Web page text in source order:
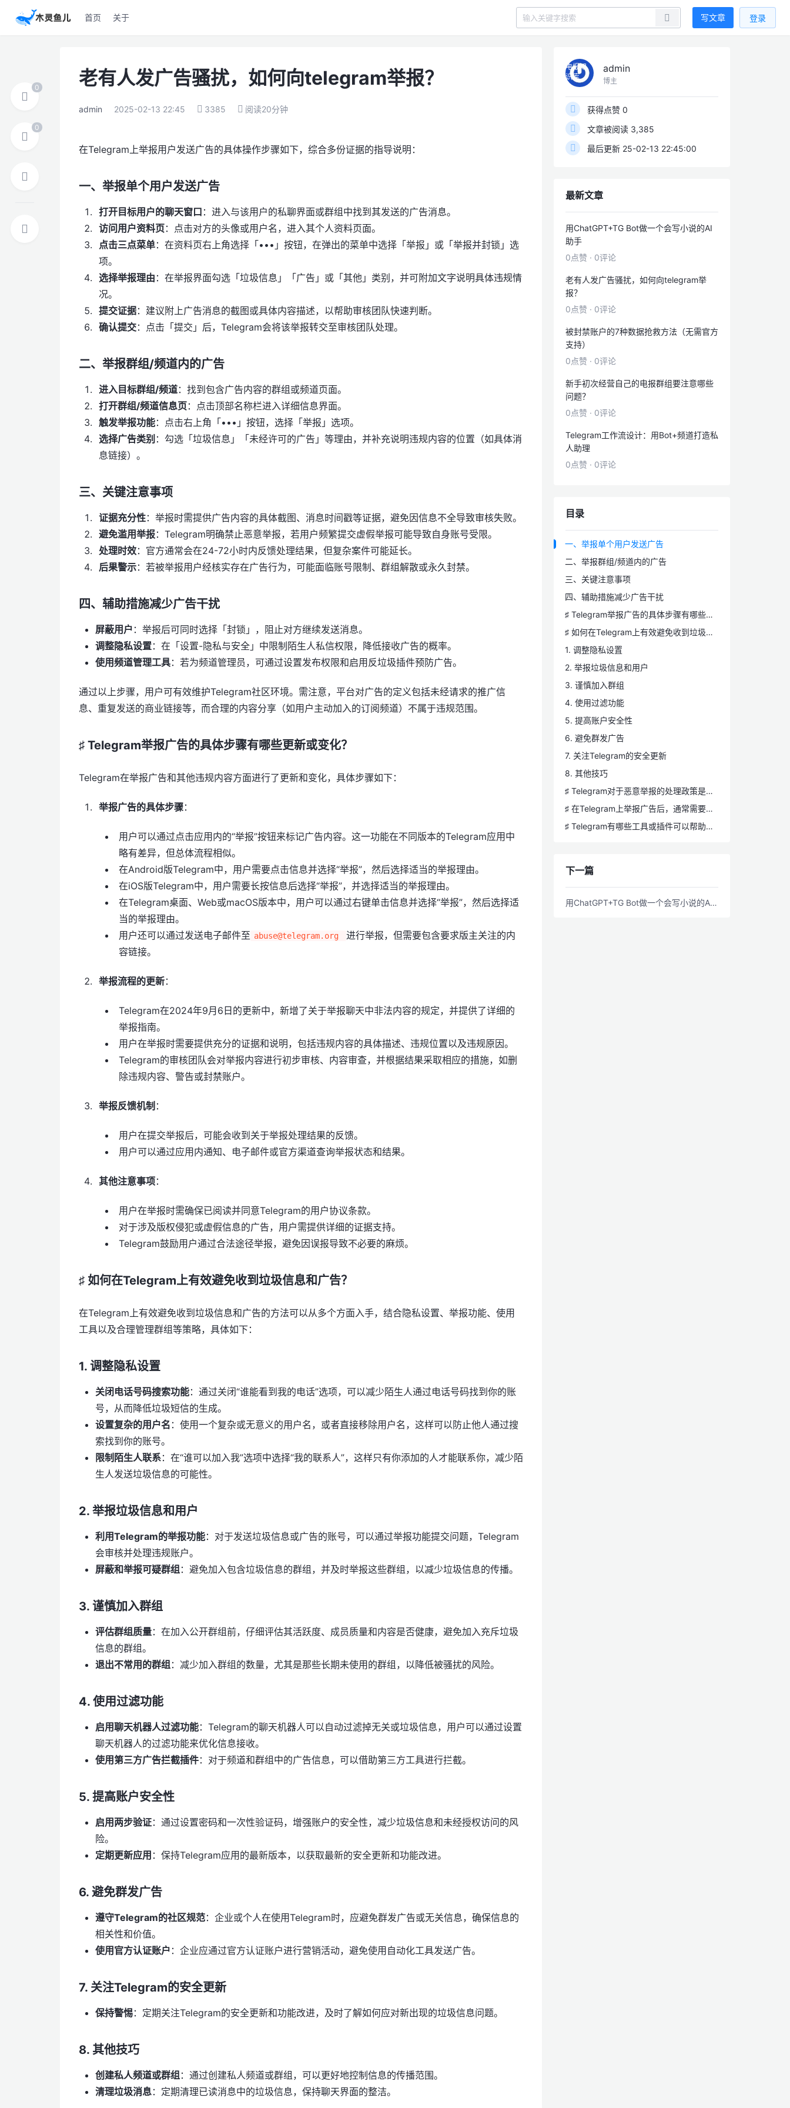
首页 关于 写文章 登录
老有人发广告骚扰，如何向telegram举报？
admin 2025-02-13 22:45 3385 阅读20分钟
在Telegram上举报用户发送广告的具体操作步骤如下，综合多份证据的指导说明：
一、举报单个用户发送广告
打开目标用户的聊天窗口 ：进入与该用户的私聊界面或群组中找到其发送的广告消息。
访问用户资料页：点击对方的头像或用户名，进入其个人资料页面。
点击三点菜单：在资料页右上角选择「•••」按钮，在弹出的菜单中选择「举报」或「举报并封锁」选
项。
选择举报理由 ：在举报界面勾选「垃圾信息」「广告」或「其他」类别，并可附加文字说明具体违规情
况。
提交证据：建议附上广告消息的截图或具体内容描述，以帮助审核团队快速判断。
确认提交：点击「提交」后，Telegram会将该举报转交至审核团队处理。
二、举报群组/频道内的广告
进入目标群组/频道：找到包含广告内容的群组或频道页面。
打开群组/频道信息页：点击顶部名称栏进入详细信息界面。
触发举报功能：点击右上角「•••」按钮，选择「举报」选项。
选择广告类别 ：勾选「垃圾信息」「未经许可的广告」等理由，并补充说明违规内容的位置（如具体消
息链接）。
三、关键注意事项
证据充分性：举报时需提供广告内容的具体截图、消息时间戳等证据，避免因信息不全导致审核失败。
避免滥用举报：Telegram明确禁止恶意举报，若用户频繁提交虚假举报可能导致自身账号受限。
处理时效：官方通常会在24-72小时内反馈处理结果，但复杂案件可能延长。
后果警示：若被举报用户经核实存在广告行为，可能面临账号限制、群组解散或永久封禁。
四、辅助措施减少广告干扰
屏蔽用户 ：举报后可同时选择「封锁」，阻止对方继续发送消息。
调整隐私设置：在「设置-隐私与安全」中限制陌生人私信权限，降低接收广告的概率。
使用频道管理工具：若为频道管理员，可通过设置发布权限和启用反垃圾插件预防广告。
通过以上步骤，用户可有效维护Telegram社区环境。需注意，平台对广告的定义包括未经请求的推广信
息、重复发送的商业链接等，而合理的内容分享（如用户主动加入的订阅频道）不属于违规范围。
♯ Telegram举报广告的具体步骤有哪些更新或变化？
Telegram在举报广告和其他违规内容方面进行了更新和变化，具体步骤如下：
举报广告的具体步骤：
用户可以通过点击应用内的“举报”按钮来标记广告内容。这一功能在不同版本的Telegram应用中
略有差异，但总体流程相似。
在Android版Telegram中，用户需要点击信息并选择“举报”，然后选择适当的举报理由。
在iOS版Telegram中，用户需要长按信息后选择“举报”，并选择适当的举报理由。
在Telegram桌面、Web或macOS版本中，用户可以通过右键单击信息并选择“举报”，然后选择适
当的举报理由。
用户还可以通过发送电子邮件至 abuse@telegram.org
进行举报，但需要包含要求版主关注的内
容链接。
举报流程的更新：
Telegram在2024年9月6日的更新中，新增了关于举报聊天中非法内容的规定，并提供了详细的
举报指南。
用户在举报时需要提供充分的证据和说明，包括违规内容的具体描述、违规位置以及违规原因。
Telegram的审核团队会对举报内容进行初步审核、内容审查，并根据结果采取相应的措施，如删
除违规内容、警告或封禁账户。
举报反馈机制 ：
用户在提交举报后，可能会收到关于举报处理结果的反馈。
用户可以通过应用内通知、电子邮件或官方渠道查询举报状态和结果。
其他注意事项：
用户在举报时需确保已阅读并同意Telegram的用户协议条款。
对于涉及版权侵犯或虚假信息的广告，用户需提供详细的证据支持。
Telegram鼓励用户通过合法途径举报，避免因误报导致不必要的麻烦。
♯ 如何在Telegram上有效避免收到垃圾信息和广告？
在Telegram上有效避免收到垃圾信息和广告的方法可以从多个方面入手，结合隐私设置、举报功能、使用
工具以及合理管理群组等策略，具体如下：
1. 调整隐私设置
关闭电话号码搜索功能：通过关闭“谁能看到我的电话”选项，可以减少陌生人通过电话号码找到你的账
号，从而降低垃圾短信的生成。
设置复杂的用户名 ：使用一个复杂或无意义的用户名，或者直接移除用户名，这样可以防止他人通过搜
索找到你的账号。
限制陌生人联系：在“谁可以加入我”选项中选择“我的联系人”，这样只有你添加的人才能联系你，减少陌
生人发送垃圾信息的可能性。
2. 举报垃圾信息和用户
利用Telegram的举报功能：对于发送垃圾信息或广告的账号，可以通过举报功能提交问题，Telegram
会审核并处理违规账户。
屏蔽和举报可疑群组：避免加入包含垃圾信息的群组，并及时举报这些群组，以减少垃圾信息的传播。
3. 谨慎加入群组
评估群组质量：在加入公开群组前，仔细评估其活跃度、成员质量和内容是否健康，避免加入充斥垃圾
信息的群组。
退出不常用的群组：减少加入群组的数量，尤其是那些长期未使用的群组，以降低被骚扰的风险。
4. 使用过滤功能
启用聊天机器人过滤功能：Telegram的聊天机器人可以自动过滤掉无关或垃圾信息，用户可以通过设置
聊天机器人的过滤功能来优化信息接收。
使用第三方广告拦截插件：对于频道和群组中的广告信息，可以借助第三方工具进行拦截。
5. 提高账户安全性
启用两步验证：通过设置密码和一次性验证码，增强账户的安全性，减少垃圾信息和未经授权访问的风
险。
定期更新应用 ：保持Telegram应用的最新版本，以获取最新的安全更新和功能改进。
6. 避免群发广告
遵守Telegram的社区规范：企业或个人在使用Telegram时，应避免群发广告或无关信息，确保信息的
相关性和价值。
使用官方认证账户 ：企业应通过官方认证账户进行营销活动，避免使用自动化工具发送广告。
7. 关注Telegram的安全更新
保持警惕：定期关注Telegram的安全更新和功能改进，及时了解如何应对新出现的垃圾信息问题。
8. 其他技巧
创建私人频道或群组：通过创建私人频道或群组，可以更好地控制信息的传播范围。
清理垃圾消息：定期清理已读消息中的垃圾信息，保持聊天界面的整洁。
电报知
识库
admin
博主
获得点赞 0
文章被阅读 3,385
最后更新 25-02-13 22:45:00
最新文章
用ChatGPT+TG Bot做一个会写小说的AI
助手
0点赞 · 0评论
老有人发广告骚扰，如何向telegram举
报？
0点赞 · 0评论
被封禁账户的7种数据抢救方法（无需官方
支持）
0点赞 · 0评论
新手初次经营自己的电报群组要注意哪些
问题？
0点赞 · 0评论
Telegram工作流设计：用Bot+频道打造私
人助理
0点赞 · 0评论
目录
一、举报单个用户发送广告
二、举报群组/频道内的广告
三、关键注意事项
四、辅助措施减少广告干扰
♯ Telegram举报广告的具体步骤有哪些更新或变化？
♯ 如何在Telegram上有效避免收到垃圾信息和广告？
1. 调整隐私设置
2. 举报垃圾信息和用户
3. 谨慎加入群组
4. 使用过滤功能
5. 提高账户安全性
6. 避免群发广告
7. 关注Telegram的安全更新
8. 其他技巧
♯ Telegram对于恶意举报的处理政策是什么？
♯ 在Telegram上举报广告后，通常需要等待多久才能得到官方的反馈？
♯ Telegram有哪些工具或插件可以帮助管理员减少群组或频道内的广告干扰？
下一篇
用ChatGPT+TG Bot做一个会写小说的AI助手